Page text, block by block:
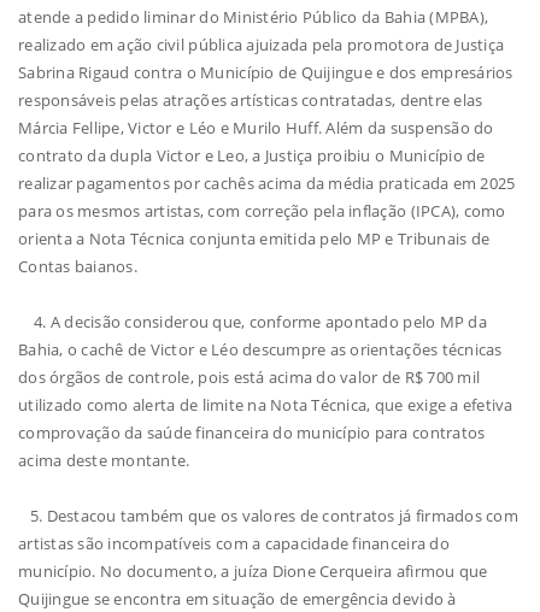
atende a pedido liminar do Ministério Público da Bahia (MPBA),
realizado em ação civil pública ajuizada pela promotora de Justiça
Sabrina Rigaud contra o Município de Quijingue e dos empresários
responsáveis pelas atrações artísticas contratadas, dentre elas
Márcia Fellipe, Victor e Léo e Murilo Huff. Além da suspensão do
contrato da dupla Victor e Leo, a Justiça proibiu o Município de
realizar pagamentos por cachês acima da média praticada em 2025
para os mesmos artistas, com correção pela inflação (IPCA), como
orienta a Nota Técnica conjunta emitida pelo MP e Tribunais de
Contas baianos.
4. A decisão considerou que, conforme apontado pelo MP da
Bahia, o cachê de Victor e Léo descumpre as orientações técnicas
dos órgãos de controle, pois está acima do valor de R$ 700 mil
utilizado como alerta de limite na Nota Técnica, que exige a efetiva
comprovação da saúde financeira do município para contratos
acima deste montante.
5. Destacou também que os valores de contratos já firmados com
artistas são incompatíveis com a capacidade financeira do
município. No documento, a juíza Dione Cerqueira afirmou que
Quijingue se encontra em situação de emergência devido à